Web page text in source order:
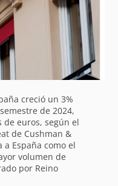
creció un 3%
de 2024,
de euros, según el
de Cushman &
España como el
volumen de
por Reino